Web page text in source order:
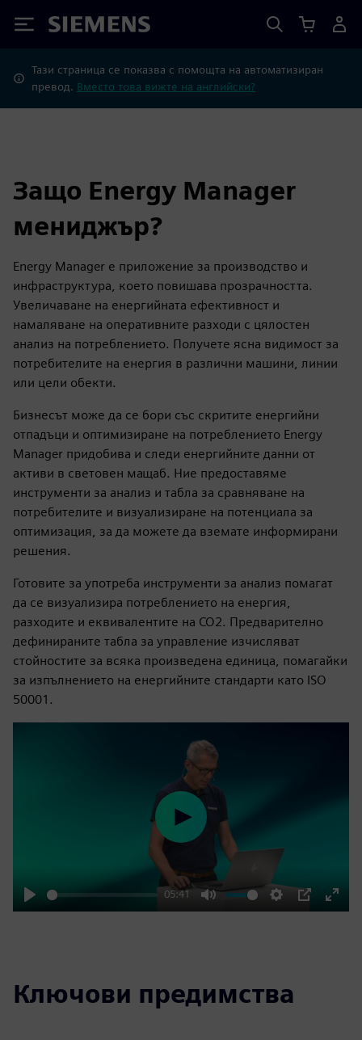
Siemens
Тази страница се показва с помощта на автоматизиран
превод. Вместо това вижте на английски?
Защо Energy Manager
мениджър?
Energy Manager е приложение за производство и
инфраструктура, което повишава прозрачността.
Увеличаване на енергийната ефективност и
намаляване на оперативните разходи с цялостен
анализ на потреблението. Получете ясна видимост за
потребителите на енергия в различни машини, линии
или цели обекти.
Бизнесът може да се бори със скритите енергийни
отпадъци и оптимизиране на потреблението Energy
Manager придобива и следи енергийните данни от
активи в световен мащаб. Ние предоставяме
инструменти за анализ и табла за сравняване на
потребителите и визуализиране на потенциала за
оптимизация, за да можете да вземате информирани
решения.
Готовите за употреба инструменти за анализ помагат
да се визуализира потреблението на енергия,
разходите и еквивалентите на CO2. Предварително
дефинираните табла за управление изчисляват
стойностите за всяка произведена единица, помагайки
за изпълнението на енергийните стандарти като ISO
50001.
Play
05:41
Mute Settings
PIP
Enter
Play
Ключови предимства